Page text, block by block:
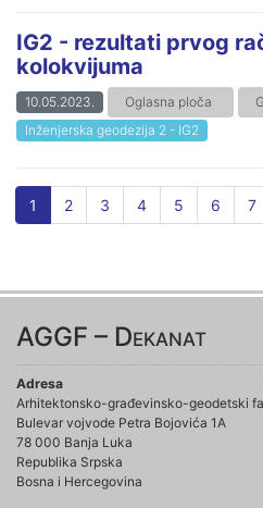
IG2 - rezultati prvog
kolokvijuma
10.05.2023. Oglasna ploča
Inženjerska geodezija 2 - IG2
1 2 3 4 5 6 7
AGGF – Dekanat
Adresa
Arhitektonsko-građevinsko-geodetski
Bulevar vojvode Petra Bojovića 1A
78 000 Banja Luka
Republika Srpska
Bosna i Hercegovina